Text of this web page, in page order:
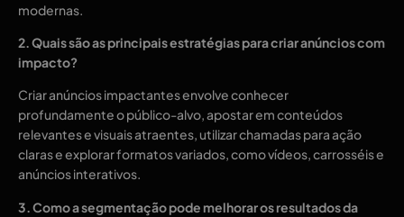
modernas.
2. Quais são as principais estratégias para criar anúncios com
impacto?
Criar anúncios impactantes envolve conhecer
profundamente o público-alvo, apostar em conteúdos
relevantes e visuais atraentes, utilizar chamadas para ação
claras e explorar formatos variados, como vídeos, carrosséis e
anúncios interativos.
3. Como a segmentação pode melhorar os resultados da